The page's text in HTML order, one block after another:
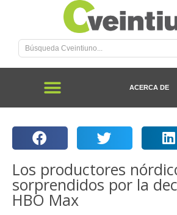
ACERCA DE
Los productores
sorprendidos por la
HBO Max